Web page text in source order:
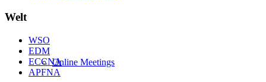
Online Meetings
Welt
WSO
EDM
ECCNA
APFNA